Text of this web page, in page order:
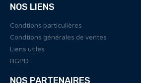
NOS LIENS
Condtions particulières
Condtions générales de ventes
Liens utiles
RGPD
NOS PARTENAIRES